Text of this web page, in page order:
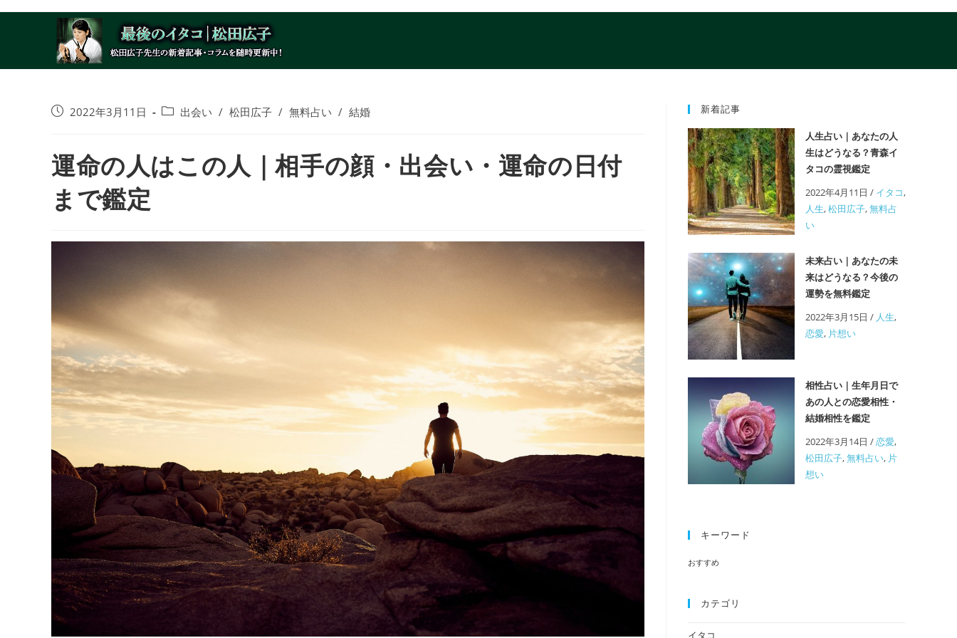
投
開
日:
2022年3月11日
投
テ
ゴ
出会い / 松田広子 / 無料占い / 結婚
運命の人はこの人｜相手の顔・出会い・運命の日付
まで鑑定
新着記事
人生占い｜あなたの人
生はどうなる？青森イ
タコの霊視鑑定
2022年4月11日 / イタコ,
人生,松田広子,無料占
い
未来占い｜あなたの未
来はどうなる？今後の
運勢を無料鑑定
2022年3月15日 / 人生,
恋愛, 片想い
相性占い｜生年月日で
あの人との恋愛相性・
結婚相性を鑑定
2022年3月14日 /恋愛,
松田広子,無料占い, 片
想い
キーワード
おすすめ
カテゴリ
イタコ